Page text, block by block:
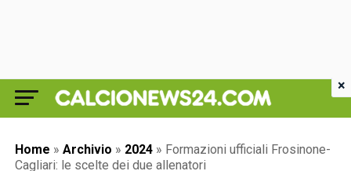
Home » Archivio » 2024 » Formazioni ufficiali Frosinone-
Cagliari: le scelte dei due allenatori
×